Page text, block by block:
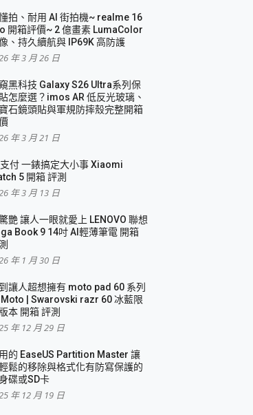
體
V30 Pro
拍、耐用 AI 街拍機~ realme 16
開箱評價~ 2 億畫素 LumaColor
、持久續航與 IP69K 高防護
年 3 月 26 日
黑科技 Galaxy S26 Ultra系列保
怎麼選？imos AR 低反光玻璃、
石鏡頭貼與軍規防摔殼完整開箱
年 3 月 21 日
付 一錶搞定大小事 Xiaomi
5 開箱 評測
年 3 月 13 日
艷 讓人一眼就愛上 LENOVO 聯想
Book 9 14吋 AI輕薄筆電 開箱
年 1 月 30 日
讓人超想擁有 moto pad 60 系列
| Swarovski razr 60 冰藍限
本 開箱 評測
年 12 月 29 日
的 EaseUS Partition Master 讓
鬆的移除與格式化有防寫保護的
碟或SD卡
年 12 月 19 日